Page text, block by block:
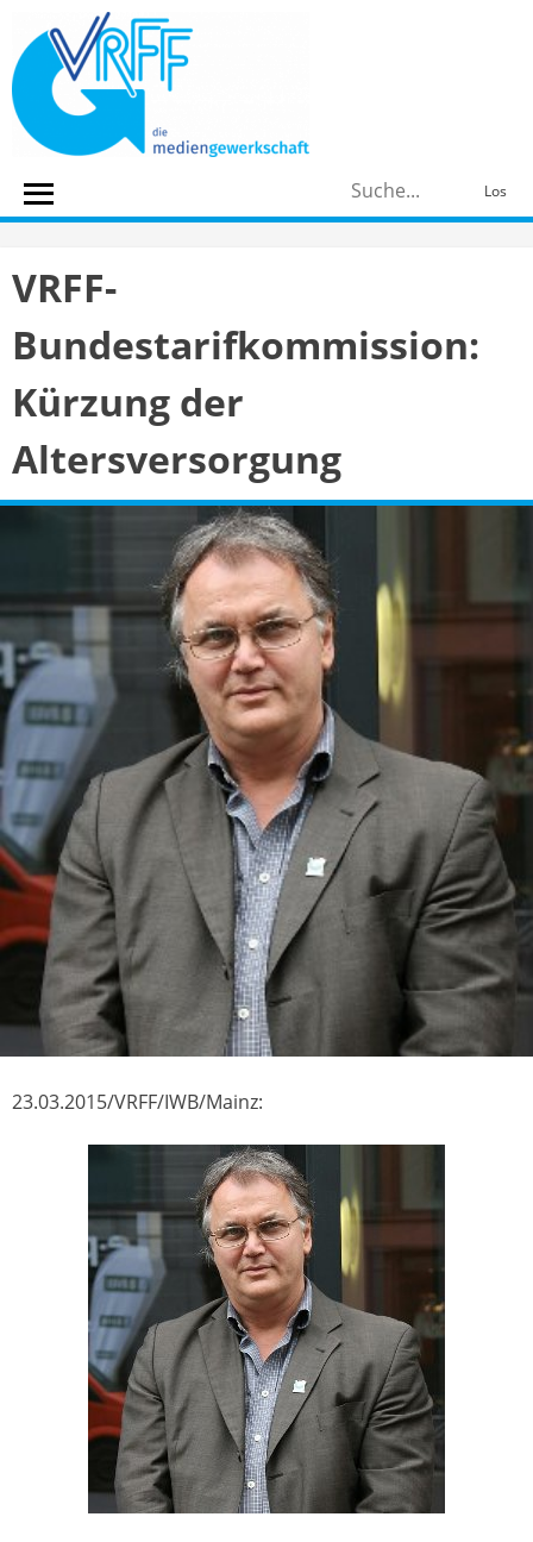
content
Los
VRFF-
Bundestarifkommission:
Kürzung der
Altersversorgung
23.03.2015/VRFF/IWB/Mainz: